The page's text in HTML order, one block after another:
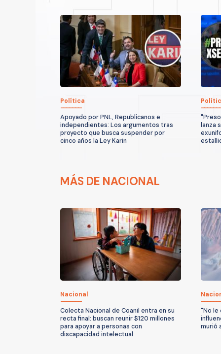
Política
Apoyado por PNL, Republicanos e
independientes: Los argumentos tras
proyecto que busca suspender por
cinco años la Ley Karin
lanza
MÁS DE NACIONAL
Nacional
Colecta Nacional de Coanil entra en su
recta final: buscan reunir $120 millones
para apoyar a personas con
discapacidad intelectual
"No le
murió